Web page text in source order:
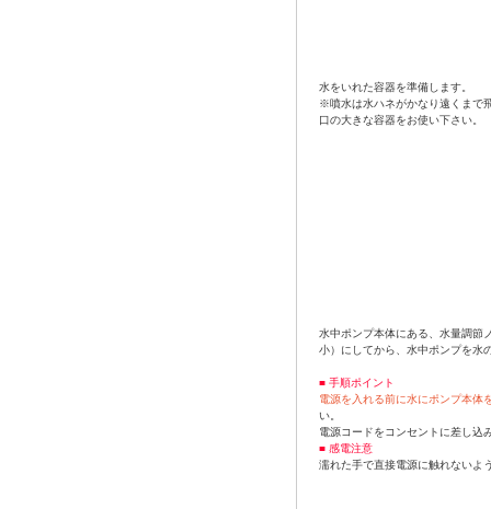
水をいれた容器を準備します。
※噴水は水ハネがかなり遠くまで
口の大きな容器をお使い下さい。
水中ポンプ本体にある、水量調節
小）にしてから、水中ポンプを水
■ 手順ポイント
電源を入れる前に水にポンプ本体
い。
電源コードをコンセントに差し込
■ 感電注意
濡れた手で直接電源に触れないよ